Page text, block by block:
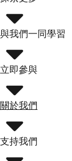
與我們一同學習
立即參與
關於我們
支持我們